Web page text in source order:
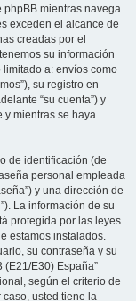
phpBB mientras navega
exceden el alcance de
creadas por el
su información
a: envíos como
su registro en
“su cuenta”) y
y mientras se haya
de identificación (de
personal empleada
y una dirección de
La información de su
protegida por las leyes
estamos instalados.
su contraseña y su
(E21/E30) España”
según el criterio de
caso, usted tiene la